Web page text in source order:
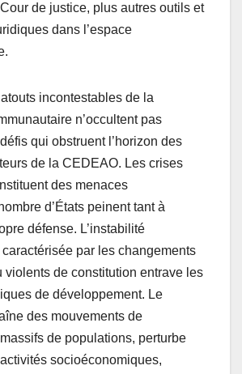
de justice, plus autres outils et
dans l’espace
incontestables de la
n’occultent pas
qui obstruent l’horizon des
de la CEDEAO. Les crises
des menaces
d’États peinent tant à
défense. L’instabilité
par les changements
violents de constitution entrave les
de développement. Le
des mouvements de
de populations, perturbe
socioéconomiques,